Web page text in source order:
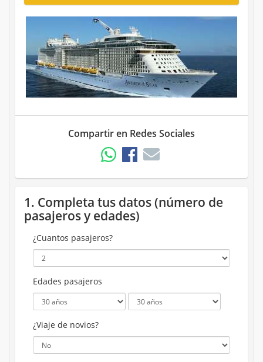
Compartir en Redes Sociales
1. Completa tus datos (número de
pasajeros y edades)
¿Cuantos pasajeros?
Edades pasajeros
¿Viaje de novios?